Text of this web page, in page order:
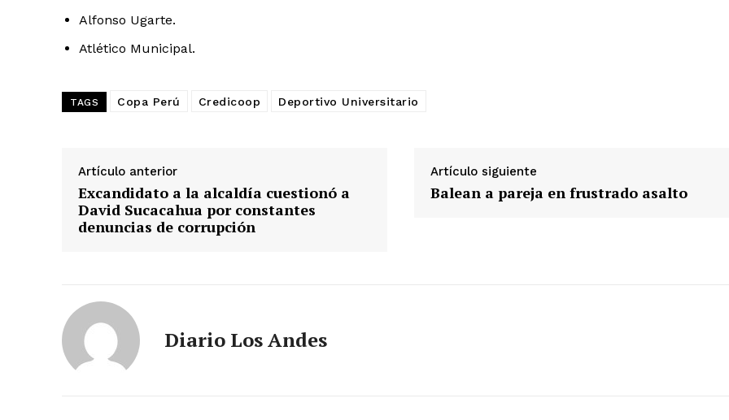
Alfonso Ugarte.
Atlético Municipal.
TAGS Copa Perú Credicoop Deportivo Universitario
Artículo anterior
Excandidato a la alcaldía cuestionó a
David Sucacahua por constantes
denuncias de corrupción
Artículo siguiente
Balean a pareja en frustrado asalto
Diario Los Andes